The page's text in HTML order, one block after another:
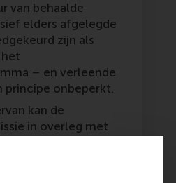
van behaalde
elders afgelegde
zijn als
– en verleende
principe onbeperkt.
kan de
in overleg met
van een vak dat
geleden is